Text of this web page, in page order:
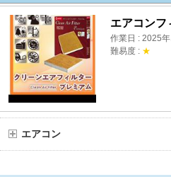
エアコンフ
作業日 : 2025
難易度 : ★
エアコン